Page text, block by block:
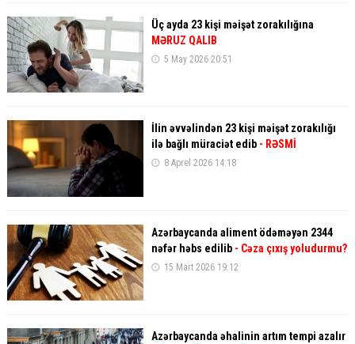
Üç ayda 23 kişi məişət zorakılığına
MƏRUZ QALIB
5 May 2026 20:51
İlin əvvəlindən 23 kişi məişət zorakılığı
ilə bağlı müraciət edib - RƏSMİ
8 Aprel 2026 14:18
Azərbaycanda aliment ödəməyən 2344
nəfər həbs edilib - Cəza çıxış yoludurmu?
15 Mart 2026 19:12
Azərbaycanda əhalinin artım tempi azalır